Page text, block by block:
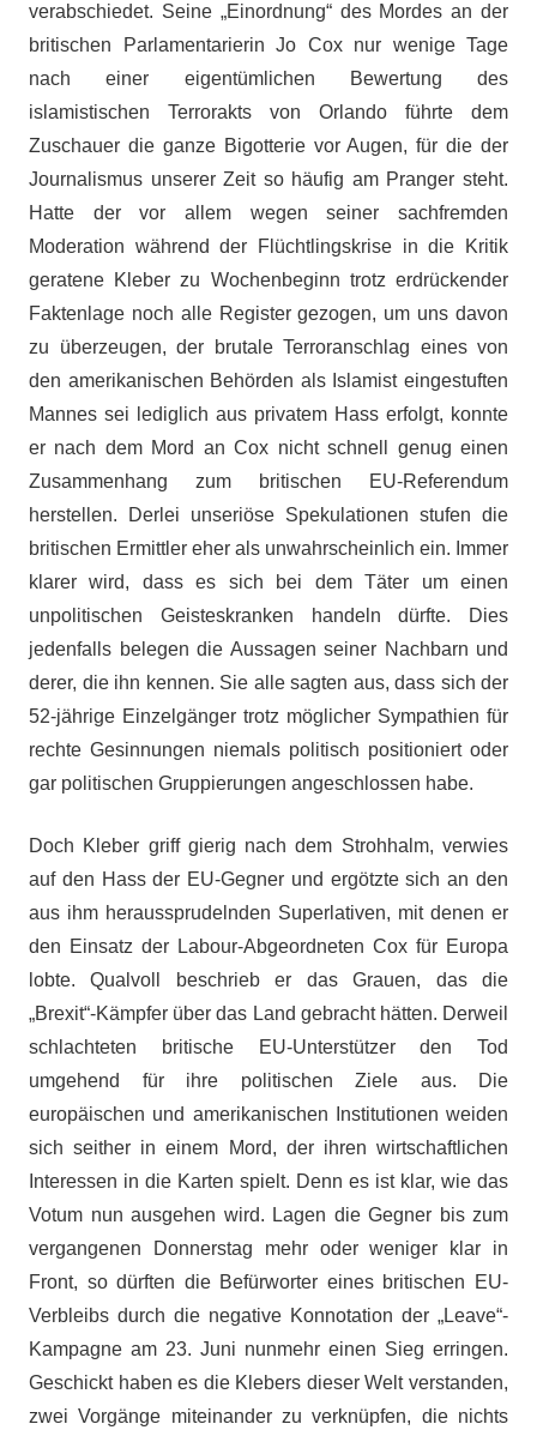
verabschiedet. Seine „Einordnung“ des Mordes an der
britischen Parlamentarierin Jo Cox nur wenige Tage
nach einer eigentümlichen Bewertung des
islamistischen Terrorakts von Orlando führte dem
Zuschauer die ganze Bigotterie vor Augen, für die der
Journalismus unserer Zeit so häufig am Pranger steht.
Hatte der vor allem wegen seiner sachfremden
Moderation während der Flüchtlingskrise in die Kritik
geratene Kleber zu Wochenbeginn trotz erdrückender
Faktenlage noch alle Register gezogen, um uns davon
zu überzeugen, der brutale Terroranschlag eines von
den amerikanischen Behörden als Islamist eingestuften
Mannes sei lediglich aus privatem Hass erfolgt, konnte
er nach dem Mord an Cox nicht schnell genug einen
Zusammenhang zum britischen EU-Referendum
herstellen. Derlei unseriöse Spekulationen stufen die
britischen Ermittler eher als unwahrscheinlich ein. Immer
klarer wird, dass es sich bei dem Täter um einen
unpolitischen Geisteskranken handeln dürfte. Dies
jedenfalls belegen die Aussagen seiner Nachbarn und
derer, die ihn kennen. Sie alle sagten aus, dass sich der
52-jährige Einzelgänger trotz möglicher Sympathien für
rechte Gesinnungen niemals politisch positioniert oder
gar politischen Gruppierungen angeschlossen habe.
Doch Kleber griff gierig nach dem Strohhalm, verwies
auf den Hass der EU-Gegner und ergötzte sich an den
aus ihm heraussprudelnden Superlativen, mit denen er
den Einsatz der Labour-Abgeordneten Cox für Europa
lobte. Qualvoll beschrieb er das Grauen, das die
„Brexit“-Kämpfer über das Land gebracht hätten. Derweil
schlachteten britische EU-Unterstützer den Tod
umgehend für ihre politischen Ziele aus. Die
europäischen und amerikanischen Institutionen weiden
sich seither in einem Mord, der ihren wirtschaftlichen
Interessen in die Karten spielt. Denn es ist klar, wie das
Votum nun ausgehen wird. Lagen die Gegner bis zum
vergangenen Donnerstag mehr oder weniger klar in
Front, so dürften die Befürworter eines britischen EU-
Verbleibs durch die negative Konnotation der „Leave“-
Kampagne am 23. Juni nunmehr einen Sieg erringen.
Geschickt haben es die Klebers dieser Welt verstanden,
zwei Vorgänge miteinander zu verknüpfen, die nichts